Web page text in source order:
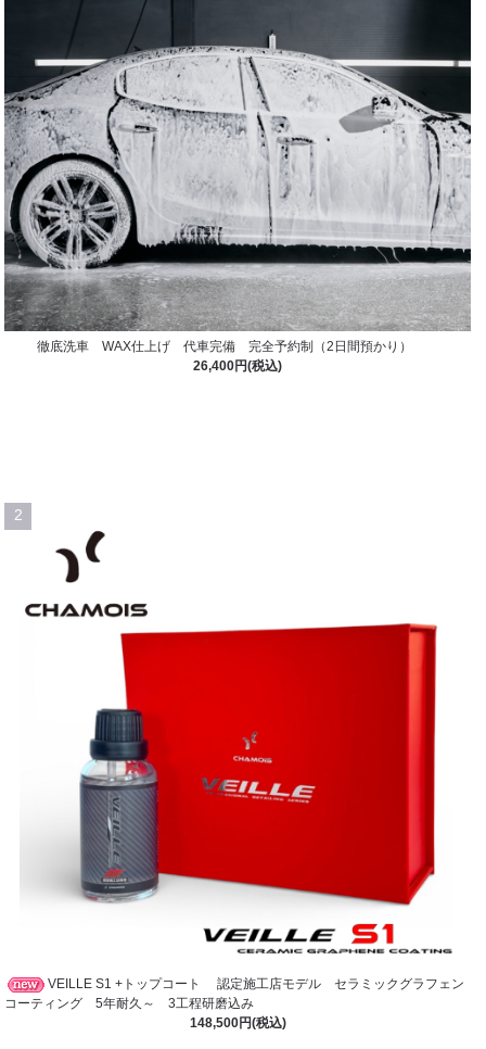
徹底洗車 WAX仕上げ 代車完備 完全予約制（2日間預かり）
26,400円(税込)
2
VEILLE S1 +トップコート 認定施工店モデル セラミックグラフェン
コーティング 5年耐久～ 3工程研磨込み
148,500円(税込)